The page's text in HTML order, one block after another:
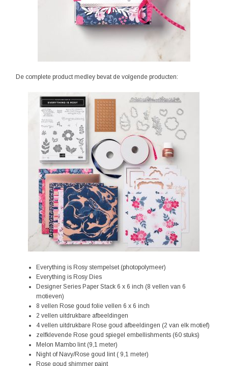
De complete product medley bevat de volgende producten:
Everything is Rosy stempelset (photopolymeer)
Everything is Rosy Dies
Designer Series Paper Stack 6 x 6 inch (8 vellen van 6
motieven)
8 vellen Rose goud folie vellen 6 x 6 inch
2 vellen uitdrukbare afbeeldingen
4 vellen uitdrukbare Rose goud afbeeldingen (2 van elk motief)
zelfklevende Rose goud spiegel embellishments (60 stuks)
Melon Mambo lint (9,1 meter)
Night of Navy/Rose goud lint ( 9,1 meter)
Rose goud shimmer paint